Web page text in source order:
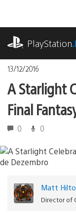
o
conteúdoPlayStation
13/12/2016
A Starlight
Final
0 0
Matt
Director of